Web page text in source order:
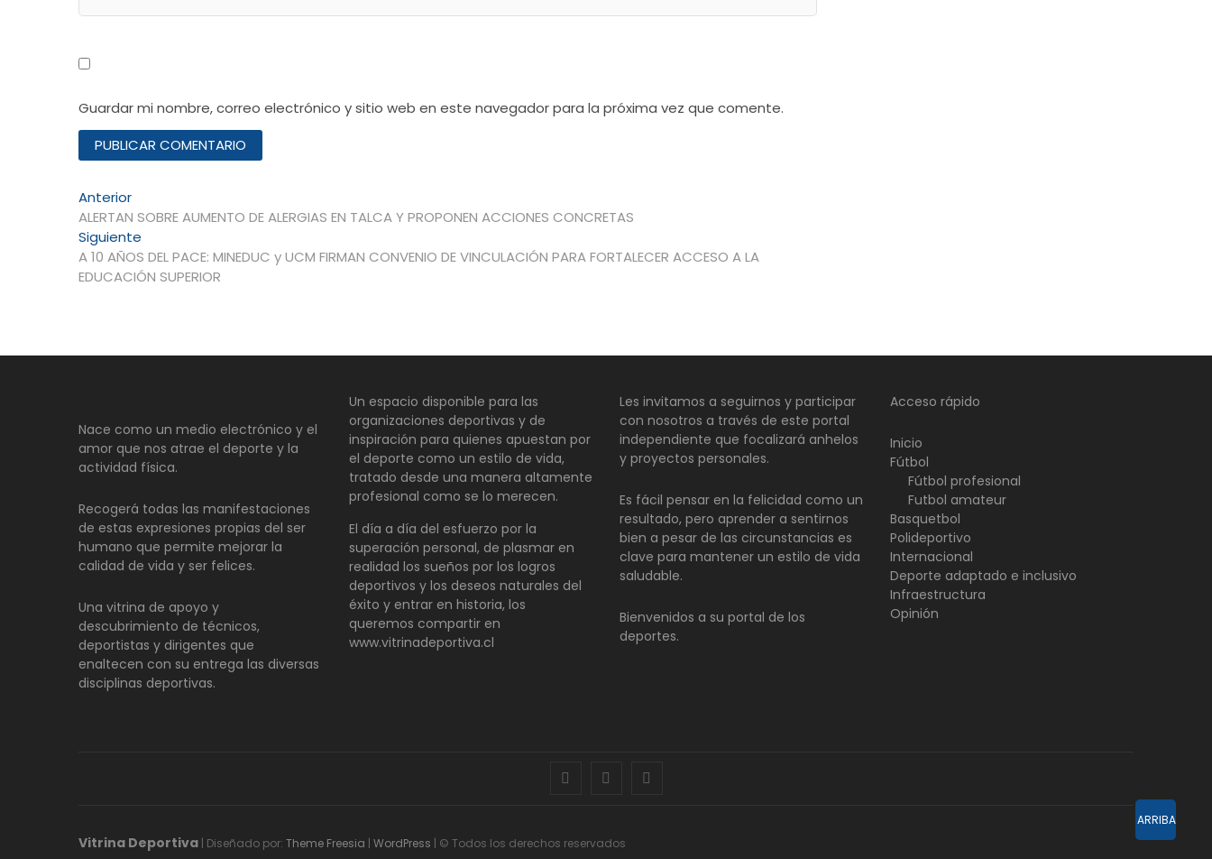
Guardar mi nombre, correo electrónico y sitio web en este navegador para la próxima vez que comente.
Navegación
de
entradas
AnteriorEntrada
anterior:
ALERTAN SOBRE AUMENTO DE ALERGIAS EN TALCA Y PROPONEN ACCIONES CONCRETAS
Siguiente
siguiente:
A 10 AÑOS DEL PACE: MINEDUC y UCM FIRMAN CONVENIO DE VINCULACIÓN PARA FORTALECER ACCESO A LA
EDUCACIÓN SUPERIOR
Nace como un medio electrónico y el
amor que nos atrae el deporte y la
actividad física.
Recogerá todas las manifestaciones
de estas expresiones propias del ser
humano que permite mejorar la
calidad de vida y ser felices.
Una vitrina de apoyo y
descubrimiento de técnicos,
deportistas y dirigentes que
enaltecen con su entrega las diversas
disciplinas deportivas.
Un espacio disponible para las
organizaciones deportivas y de
inspiración para quienes apuestan por
el deporte como un estilo de vida,
tratado desde una manera altamente
profesional como se lo merecen.
El día a día del esfuerzo por la
superación personal, de plasmar en
realidad los sueños por los logros
deportivos y los deseos naturales del
éxito y entrar en historia, los
queremos compartir en
www.vitrinadeportiva.cl
Les invitamos a seguirnos y participar
con nosotros a través de este portal
independiente que focalizará anhelos
y proyectos personales.
Es fácil pensar en la felicidad como un
resultado, pero aprender a sentirnos
bien a pesar de las circunstancias es
clave para mantener un estilo de vida
saludable.
Bienvenidos a su portal de los
deportes.
Acceso rápido
Inicio
Fútbol
Fútbol profesional
Futbol amateur
Basquetbol
Polideportivo
Internacional
Deporte adaptado e inclusivo
Infraestructura
Opinión
facebook twitter
Vitrina Deportiva | Diseñado por: Theme Freesia | WordPress | © Todos los derechos reservados
ARRIBA